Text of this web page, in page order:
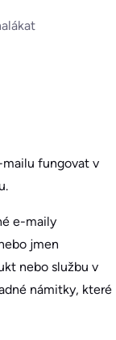
fungovat v
e-maily
jmen
nebo službu v
námitky, které